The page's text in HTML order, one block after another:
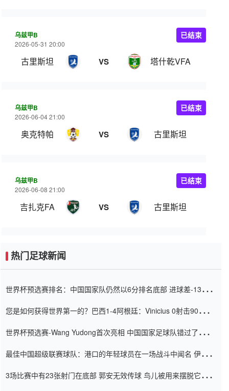
乌兹甲B
2026-05-31 20:00
古里斯坦 VS 塔什乾VFA
已结束
乌兹甲B
2026-06-04 21:00
奥克特帕 VS 古里斯坦
已结束
乌兹甲B
2026-06-08 21:00
吉扎克FA VS 古里斯坦
已结束
热门足球新闻
世界杯预选赛排名：中国国家队仍然以6分排名底部 进球差-13令人
您是如何获得世界第一的？巴西1-4阿根廷：Vinicius 0射击90分钟
世界杯预选赛-Wang Yudong首次亮相 中国国家足球队错过了世界
最佳中国超级联赛球队：港口的年轻球员在一场战斗中闻名 伊万放
3场比赛中有23张射门在底部 郭安无效传球 鸟儿被用来摆脱它